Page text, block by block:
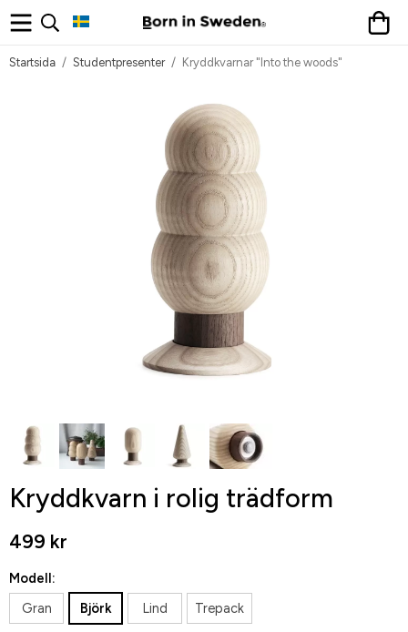
Startsida / Studentpresenter / Kryddkvarnar "Into the woods"
Kryddkvarn i rolig trädform
499 kr
Modell:
Gran
Björk Lind Trepack